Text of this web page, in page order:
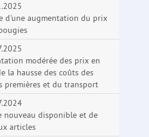
d'une augmentation du prix
modérée des prix en
la hausse des coûts des
premières et du transport
nouveau disponible et de
articles